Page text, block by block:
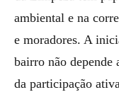
ambiental e na
e moradores. A
bairro não depende
da participação